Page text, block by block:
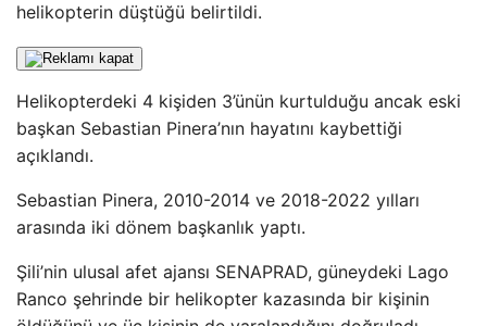
helikopterin düştüğü belirtildi.
Helikopterdeki 4 kişiden 3’ünün kurtulduğu ancak eski
başkan Sebastian Pinera’nın hayatını kaybettiği
açıklandı.
Sebastian Pinera, 2010-2014 ve 2018-2022 yılları
arasında iki dönem başkanlık yaptı.
Şili’nin ulusal afet ajansı SENAPRAD, güneydeki Lago
Ranco şehrinde bir helikopter kazasında bir kişinin